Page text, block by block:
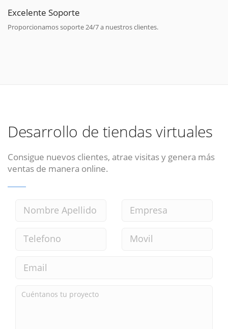
Excelente Soporte
Proporcionamos soporte 24/7 a nuestros clientes.
Desarrollo de tiendas virtuales
Consigue nuevos clientes, atrae visitas y genera más
ventas de manera online.